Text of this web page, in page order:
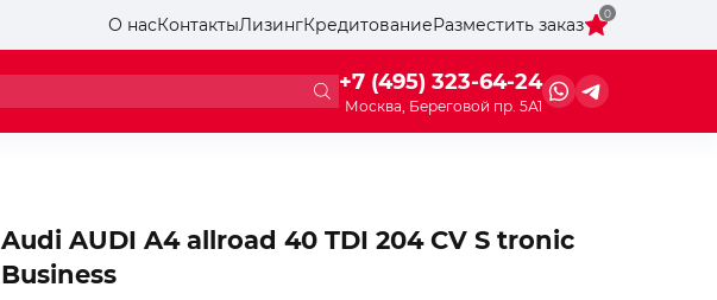
О насКонтактыЛизингКредитованиеРазместить заказ
0
+7 (495) 323-64-24
Москва, Береговой пр. 5А1
Audi AUDI A4 allroad 40 TDI 204 CV S tronic
Business